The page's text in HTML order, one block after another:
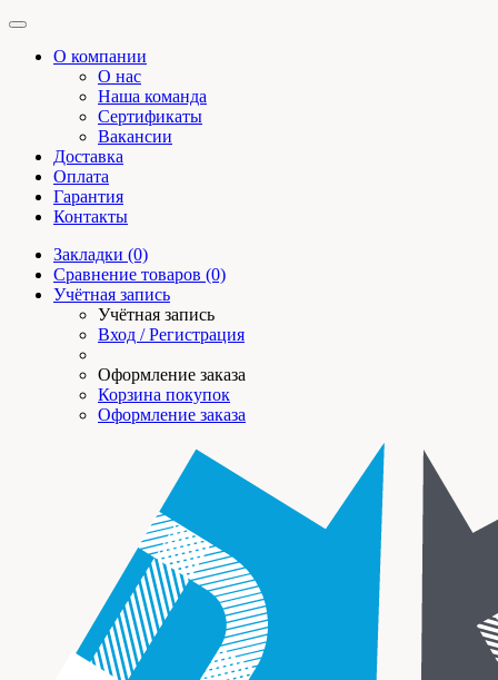
О компании
О нас
Наша команда
Сертификаты
Вакансии
Доставка
Оплата
Гарантия
Контакты
Закладки (0)
Сравнение товаров (0)
Учётная запись
Учётная запись
Вход / Регистрация
Оформление заказа
Корзина покупок
Оформление заказа